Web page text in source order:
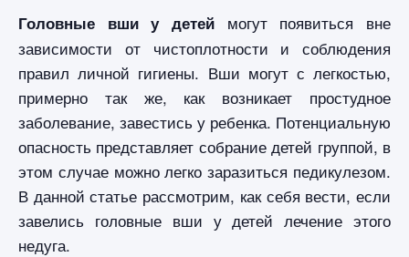
Головные вши у детей могут появиться вне
зависимости от чистоплотности и соблюдения
правил личной гигиены. Вши могут с легкостью,
примерно так же, как возникает простудное
заболевание, завестись у ребенка. Потенциальную
опасность представляет собрание детей группой, в
этом случае можно легко заразиться педикулезом.
В данной статье рассмотрим, как себя вести, если
завелись головные вши у детей лечение этого
недуга.